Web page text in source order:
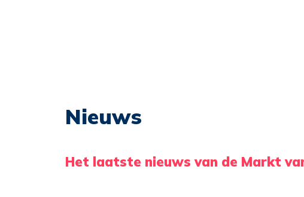
Nieuws
Het laatste nieuws van de Markt